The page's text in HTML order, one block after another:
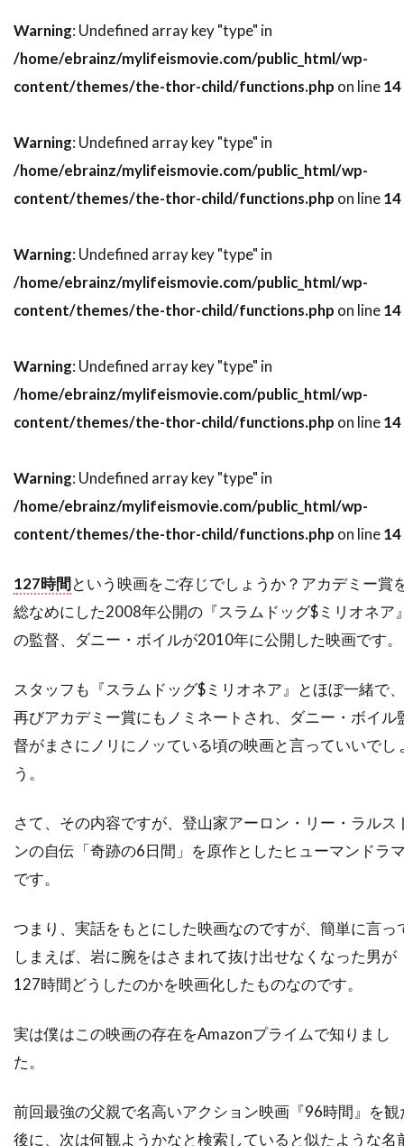
スティーヴン・ミリオン
スティーヴン・メイザー
スティーヴン・モファット
スティーヴ・イースティン
スティーヴ・ウィッティング
スティーヴ・カレル
スティーヴ・クーガン
スティーヴ・シェイガン
スティーヴ・ブシェミ
スティーヴ・メラー
スティーヴ・ローレンス
ステイシー・シェア
ステパン・マーティローシアン
ステファーヌ・スペリ
ステュー・ライリー
ステラン・スカルスガルド
スパイグラス・エンターテインメント
スパチャイ・シティアンポーンパン
スプレイグ・グレイデン
スペイン
スポーツ映画
スリム・サマービル
スヴェン・ニクヴィスト
スーザン・カートソニス
スーザン・サランドン
スーザン・ミスナー
スーザン・モントフォード
スージー・カーツ
スー・アームストロング
ズハイル・ハダド
ズラッコ・ブリッチ
セルマ・スクーンメイカー
Warning: Undefined array key "type" in
/home/ebrainz/mylifeismovie.com/public_html/wp-
content/themes/the-thor-child/functions.php on line14
Warning: Undefined array key "type" in
/home/ebrainz/mylifeismovie.com/public_html/wp-
content/themes/the-thor-child/functions.php on line14
Warning: Undefined array key "type" in
/home/ebrainz/mylifeismovie.com/public_html/wp-
content/themes/the-thor-child/functions.php on line14
Warning: Undefined array key "type" in
/home/ebrainz/mylifeismovie.com/public_html/wp-
content/themes/the-thor-child/functions.php on line14
Warning: Undefined array key "type" in
/home/ebrainz/mylifeismovie.com/public_html/wp-
content/themes/the-thor-child/functions.php on line14
127時間 という映画をご存じでしょうか？アカデミー賞
総なめにした2008年公開の『スラムドッグ$ミリオネア
の監督、ダニー・ボイルが2010年に公開した映画です。
スタッフも『スラムドッグ$ミリオネア』とほぼ一緒で、
再びアカデミー賞にもノミネートされ、ダニー・ボイル
督がまさにノリにノッている頃の映画と言っていいでし
う。
さて、その内容ですが、登山家アーロン・リー・ラルス
ンの自伝「奇跡の6日間」を原作としたヒューマンドラ
です。
つまり、実話をもとにした映画なのですが、簡単に言っ
しまえば、岩に腕をはさまれて抜け出せなくなった男が
127時間どうしたのかを映画化したものなのです。
実は僕はこの映画の存在をAmazonプライムで知りまし
た。
前回最強の父親で名高いアクション映画『96時間』を観
後に、次は何観ようかなと検索していると似たような名